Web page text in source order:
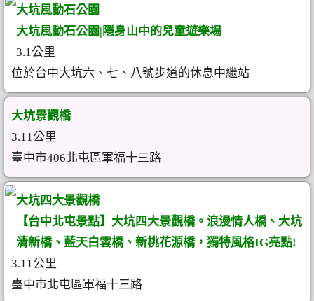
大坑風動石公園
大坑風動石公園|隱身山中的兒童遊樂場
3.1公里
位於台中大坑六、七、八號步道的休息中繼站
大坑景觀橋
3.11公里
臺中市406北屯區軍福十三路
大坑四大景觀橋
【台中北屯景點】大坑四大景觀橋。浪漫情人橋、大坑
清新橋、藍天白雲橋、新桃花源橋，獨特風格IG亮點!
3.11公里
臺中市北屯區軍福十三路